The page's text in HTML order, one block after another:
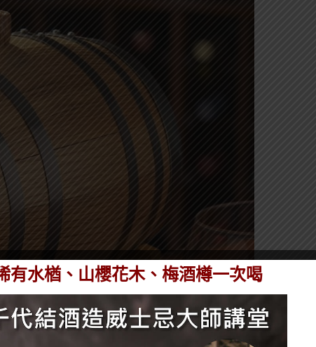
有水楢、山櫻花木、梅酒樽一次喝